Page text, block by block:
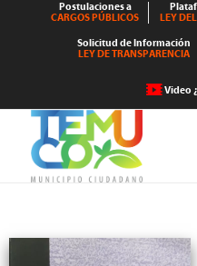
Postulaciones a
CARGOS PÚBLICOS
LEY
Solicitud de Información
LEY DE TRANSPARENCIA
Video